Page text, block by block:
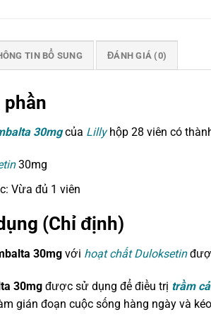
TIN BỔ SUNG ĐÁNH GIÁ (0)
phần
30mgcủa Lillyhộp 28 viên có
30mg
Vừa đủ 1 viên
(Chỉ định)
30mg với hoạt chất Duloksetin
30mgđược sử dụng để điều trị trầm
gián đoạn cuộc sống hàng ngày và